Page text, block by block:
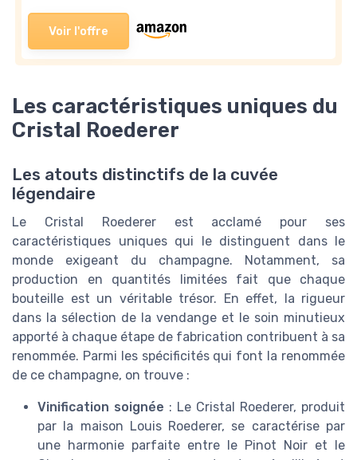
Voir l'offre
Les caractéristiques uniques du
Cristal Roederer
Les atouts distinctifs de la cuvée
légendaire
Le Cristal Roederer est acclamé pour ses
caractéristiques uniques qui le distinguent dans le
monde exigeant du champagne. Notamment, sa
production en quantités limitées fait que chaque
bouteille est un véritable trésor. En effet, la rigueur
dans la sélection de la vendange et le soin minutieux
apporté à chaque étape de fabrication contribuent à sa
renommée. Parmi les spécificités qui font la renommée
de ce champagne, on trouve :
Vinification soignée : Le Cristal Roederer, produit
par la maison Louis Roederer, se caractérise par
une harmonie parfaite entre le Pinot Noir et le